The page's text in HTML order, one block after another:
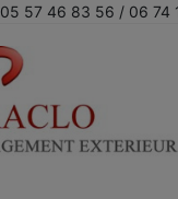
05 57 46 83 56 / 06 74